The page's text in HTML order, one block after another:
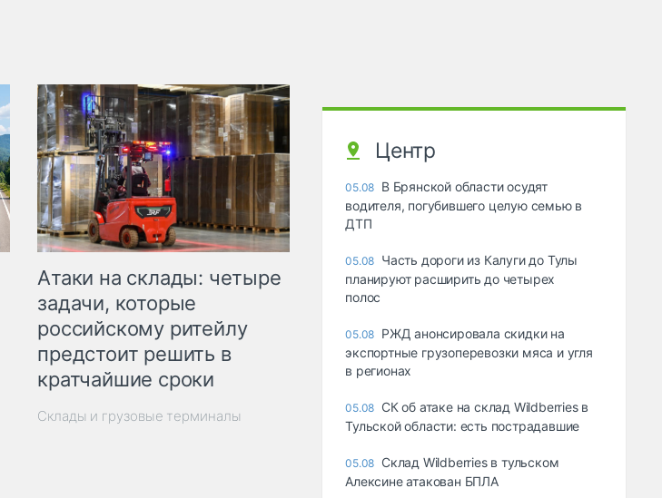
Атаки на склады: четыре
задачи, которые
российскому ритейлу
предстоит решить в
кратчайшие сроки
Склады и грузовые терминалы
Центр
05.08 В Брянской области осудят
водителя, погубившего целую семью в
ДТП
05.08 Часть дороги из Калуги до Тулы
планируют расширить до четырех
полос
05.08 РЖД анонсировала скидки на
экспортные грузоперевозки мяса и угля
в регионах
05.08 СК об атаке на склад Wildberries в
Тульской области: есть пострадавшие
05.08 Склад Wildberries в тульском
Алексине атакован БПЛА